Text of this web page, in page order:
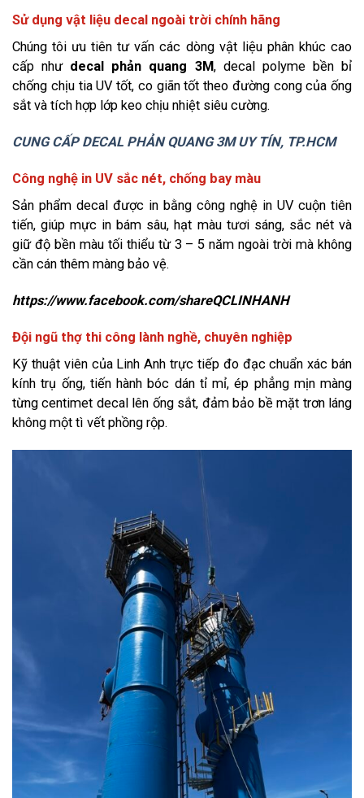
Sử dụng vật liệu decal ngoài trời chính hãng
Chúng tôi ưu tiên tư vấn các dòng vật liệu phân khúc cao
cấp như decal phản quang 3M, decal polyme bền bỉ
chống chịu tia UV tốt, co giãn tốt theo đường cong của ống
sắt và tích hợp lớp keo chịu nhiệt siêu cường.
CUNG CẤP DECAL PHẢN QUANG 3M UY TÍN, TP.HCM
Công nghệ in UV sắc nét, chống bay màu
Sản phẩm decal được in bằng công nghệ in UV cuộn tiên
tiến, giúp mực in bám sâu, hạt màu tươi sáng, sắc nét và
giữ độ bền màu tối thiểu từ 3 – 5 năm ngoài trời mà không
cần cán thêm màng bảo vệ.
https://www.facebook.com/shareQCLINHANH
Đội ngũ thợ thi công lành nghề, chuyên nghiệp
Kỹ thuật viên của Linh Anh trực tiếp đo đạc chuẩn xác bán
kính trụ ống, tiến hành bóc dán tỉ mỉ, ép phẳng mịn màng
từng centimet decal lên ống sắt, đảm bảo bề mặt trơn láng
không một tì vết phồng rộp.